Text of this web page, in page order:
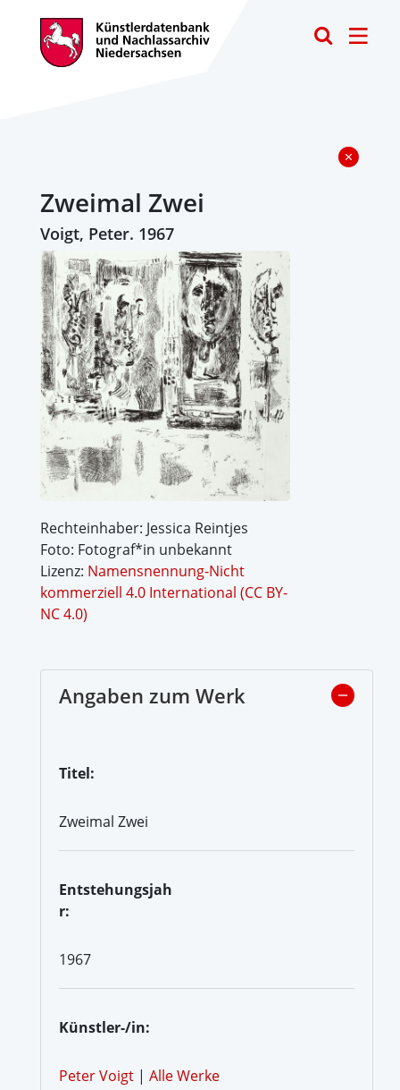
Zweimal Zwei
Voigt, Peter. 1967
Rechteinhaber: Jessica Reintjes
Foto: Fotograf*in unbekannt
Lizenz: Namensnennung-Nicht
kommerziell 4.0 International (CC BY-
NC 4.0)
Angaben zum Werk
Titel:
Zweimal Zwei
Entstehungsjah
r:
1967
Künstler-/in:
Peter Voigt | Alle Werke